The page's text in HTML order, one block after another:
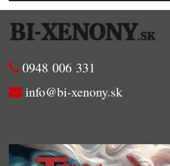
0948 006 331
info@bi-xenony.sk